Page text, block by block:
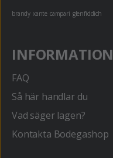
brandy xante campari glenfiddich
INFORMATION
FAQ
Så här handlar du
Vad säger lagen?
Kontakta Bodegashop